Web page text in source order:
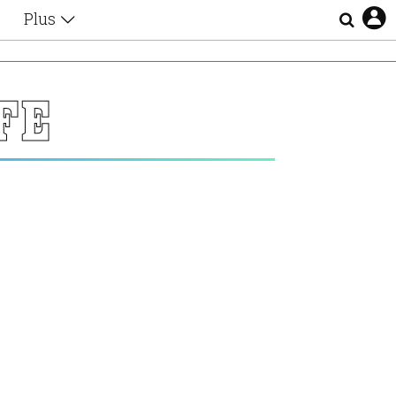
Plus
Αφιερώματα
Ζώδια